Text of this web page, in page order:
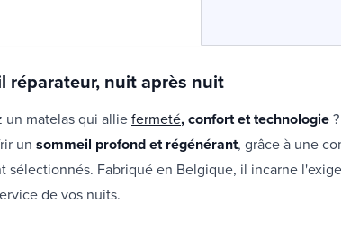
réparateur, nuit après nuit
un matelas qui alliefermeté, confort et technologie
un sommeil profond et régénérant, grâce à une
sélectionnés. Fabriqué en Belgique, il incarne
de vos nuits.